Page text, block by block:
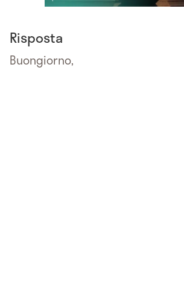
Risposta
Buongiorno,